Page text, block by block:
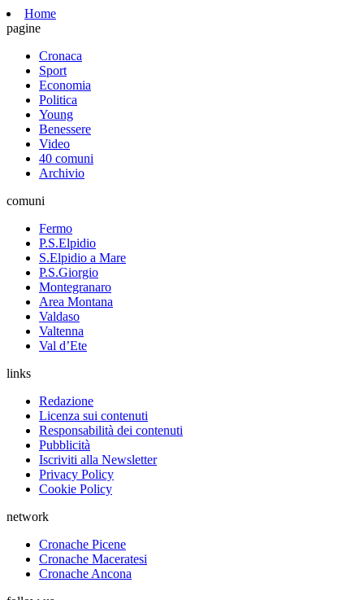
Home
pagine
Cronaca
Sport
Economia
Politica
Young
Benessere
Video
40 comuni
Archivio
comuni
Fermo
P.S.Elpidio
S.Elpidio a Mare
P.S.Giorgio
Montegranaro
Area Montana
Valdaso
Valtenna
Val d’Ete
links
Redazione
Licenza sui contenuti
Responsabilità dei contenuti
Pubblicità
Iscriviti alla Newsletter
Privacy Policy
Cookie Policy
network
Cronache Picene
Cronache Maceratesi
Cronache Ancona